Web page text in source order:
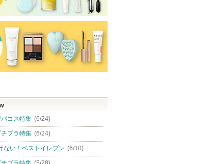
コス特集 (6/24)
プラ特集 (6/24)
ない！ベストイレブン (6/10)